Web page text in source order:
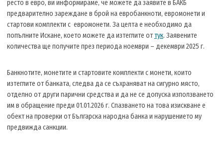
ресто в евро, ви информираме, че можете да заявите в БАКБ
предварително зареждане в брой на евробанкноти, евромонети и
стартови комплекти с евромонети. За целта е необходимо да
попълните Искане, което можете да изтеглите оттук. Заявените
количества ще получите през периода ноември – декември 2025 г.
Банкнотите, монетите и стартовите комплекти с монети, които
изтеглите от банката, следва да се съхраняват на сигурно място,
отделно от други парични средства и да не се допуска използването
им в обращение преди 01.01.2026 г. Спазването на това изискване е
обект на проверки от Българска народна банка и нарушението му
предвижда санкции.